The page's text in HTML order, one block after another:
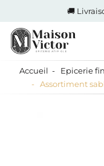
🚚
Accueil Epicerie
Assortiment